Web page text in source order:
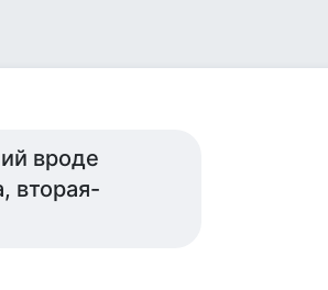
вроде
вторая-